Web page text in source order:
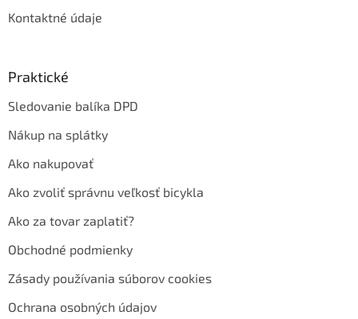
Kontaktné údaje
Praktické
Sledovanie balíka DPD
Nákup na splátky
Ako nakupovať
Ako zvoliť správnu veľkosť bicykla
Ako za tovar zaplatiť?
Obchodné podmienky
Zásady používania súborov cookies
Ochrana osobných údajov